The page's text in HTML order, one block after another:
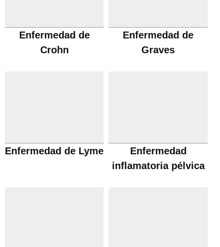
Enfermedad de
Crohn
Enfermedad de
Graves
Enfermedad de Lyme
Enfermedad
inflamatoria pélvica